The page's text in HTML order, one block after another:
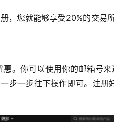
，您就能够享受20%的交易所
惠。你可以使用你的邮箱号
步一步往下操作即可。注册